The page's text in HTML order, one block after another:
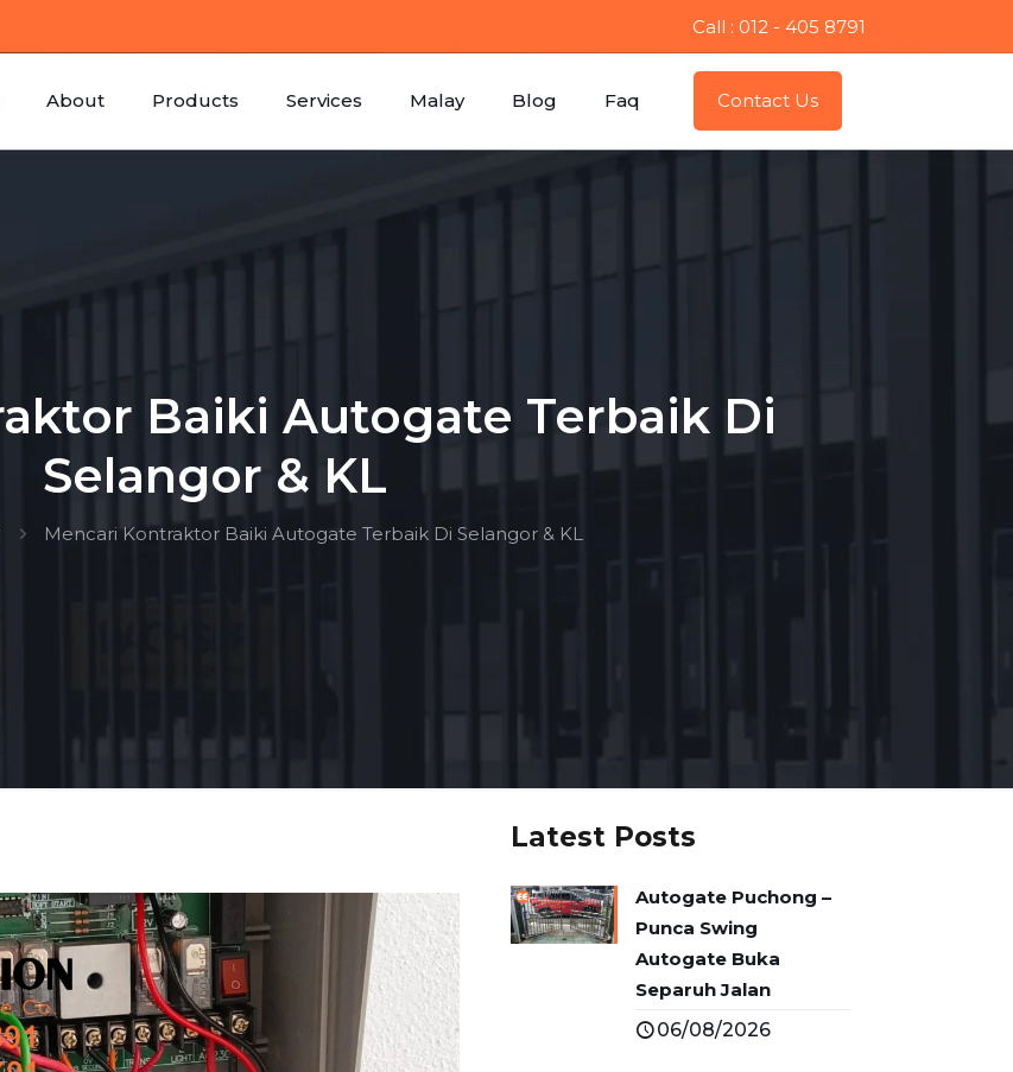
Call : 012 - 405 8791
About Products Services Malay Blog Faq Contact Us
Baiki Autogate Terbaik Di
Selangor & KL
Mencari Kontraktor Baiki Autogate Terbaik Di Selangor & KL
Latest Posts
Autogate Puchong –
Punca Swing
Autogate Buka
Separuh Jalan
06/08/2026